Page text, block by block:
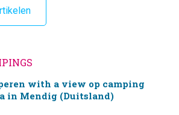
with a view op camping
in Mendig (Duitsland)